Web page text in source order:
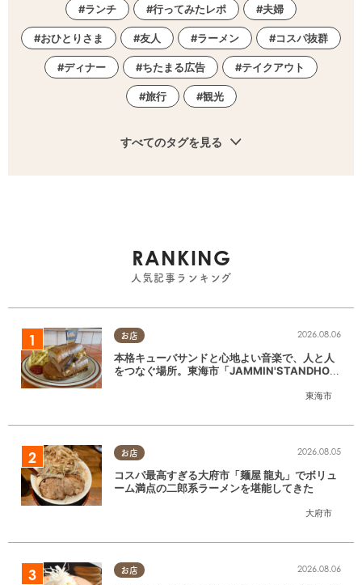
ランチ 行ってみたレポ 夫婦
おひとりさま 友人 ラーメン コスパ抜群
ディナー ちたまる広告 テイクアウト
旅行 観光
すべてのタグを見る
RANKING
人気記事ランキング
お店
東海市
2026.08.06
本格キューバサンドと心地よい音楽で、人と人
をつなぐ場所。東海市「JAMMIN'STANDHOU
お店
大府市
2026.08.05
コスパ最高すぎる大府市「麺屋 龍丸」でボリュ
ーム満点の二郎系ラーメンを堪能してきた
お店 2026.08.06